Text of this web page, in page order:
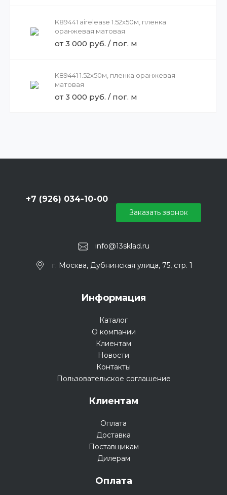
K89441 airelease 1.52х50м, пленка
оранжевая матовая
от 3 000 руб. / пог. м
K89441 1.52х50м, пленка оранжевая
матовая
от 3 000 руб. / пог. м
info@13sklad.ru
+7 (926) 034-10-00
г. Москва, Дубнинская улица, 75, стр. 1
Заказать звонок
Информация
Каталог
О компании
Клиентам
Новости
Контакты
Пользовательское соглашение
Клиентам
Оплата
Доставка
Поставщикам
Дилерам
Оплата